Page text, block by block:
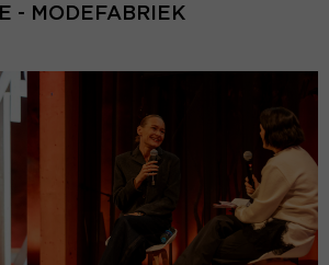
- MODEFABRIEK